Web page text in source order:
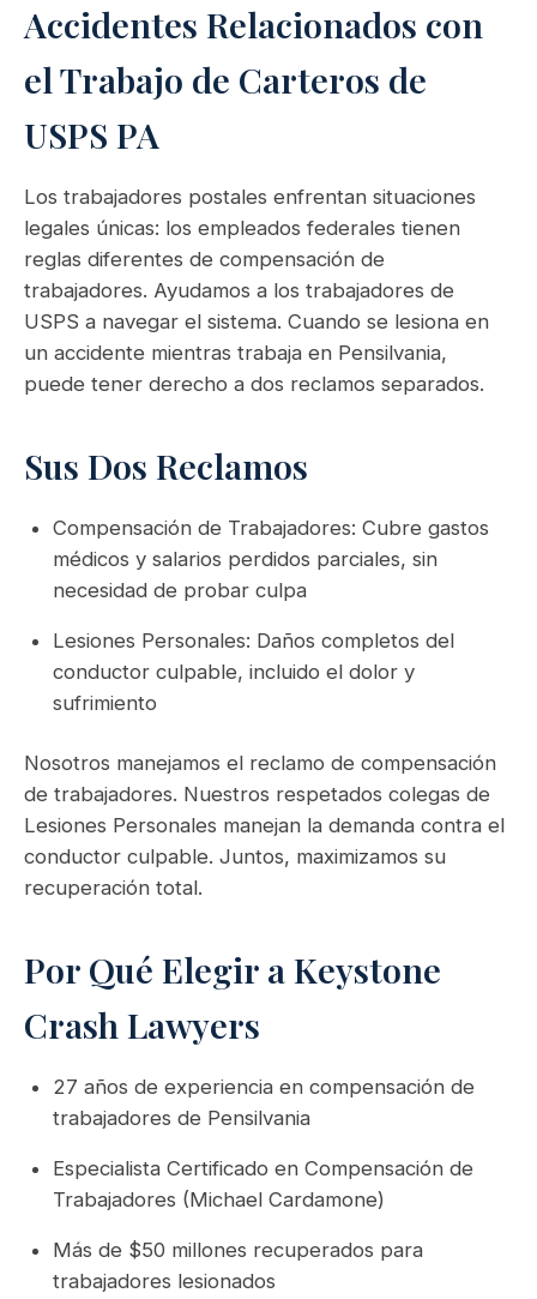
Accidentes Relacionados con
el Trabajo de Carteros de
USPS PA
Los trabajadores postales enfrentan situaciones
legales únicas: los empleados federales tienen
reglas diferentes de compensación de
trabajadores. Ayudamos a los trabajadores de
USPS a navegar el sistema. Cuando se lesiona en
un accidente mientras trabaja en Pensilvania,
puede tener derecho a dos reclamos separados.
Sus Dos Reclamos
Compensación de Trabajadores: Cubre gastos
médicos y salarios perdidos parciales, sin
necesidad de probar culpa
Lesiones Personales: Daños completos del
conductor culpable, incluido el dolor y
sufrimiento
Nosotros manejamos el reclamo de compensación
de trabajadores. Nuestros respetados colegas de
Lesiones Personales manejan la demanda contra el
conductor culpable. Juntos, maximizamos su
recuperación total.
Por Qué Elegir a Keystone
Crash Lawyers
27 años de experiencia en compensación de
trabajadores de Pensilvania
Especialista Certificado en Compensación de
Trabajadores (Michael Cardamone)
Más de $50 millones recuperados para
trabajadores lesionados